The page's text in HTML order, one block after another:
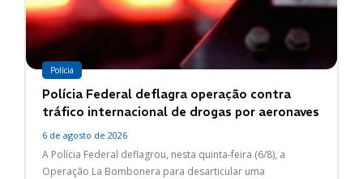
Polícia
Polícia Federal deflagra operação contra
tráfico internacional de drogas por aeronaves
6 de agosto de 2026
A Polícia Federal deflagrou, nesta quinta-feira (6/8), a
Operação La Bombonera para desarticular uma